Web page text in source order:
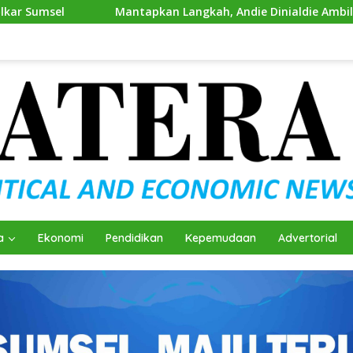
Mantapkan Langkah, Andie Dinialdie Ambil Formulir
Ekonomi Pendidikan Kepemudaan Advertorial